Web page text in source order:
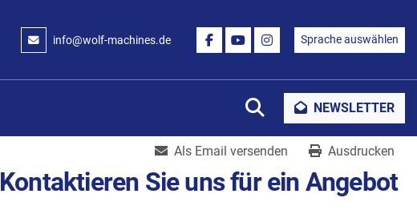
info@wolf-machines.de
FACEBOOK
YOUTUBEINSTAGRAM
Sprache auswählen
SucheNEWSLETTER
Als Email versenden Ausdrucken
Kontaktieren Sie uns für ein Angebot